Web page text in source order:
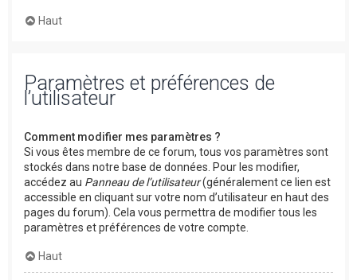
Haut
Paramètres et préférences de
l’utilisateur
Comment modifier mes paramètres ?
Si vous êtes membre de ce forum, tous vos paramètres sont
stockés dans notre base de données. Pour les modifier,
accédez au Panneau de l’utilisateur(généralement ce lien est
accessible en cliquant sur votre nom d’utilisateur en haut des
pages du forum). Cela vous permettra de modifier tous les
paramètres et préférences de votre compte.
Haut